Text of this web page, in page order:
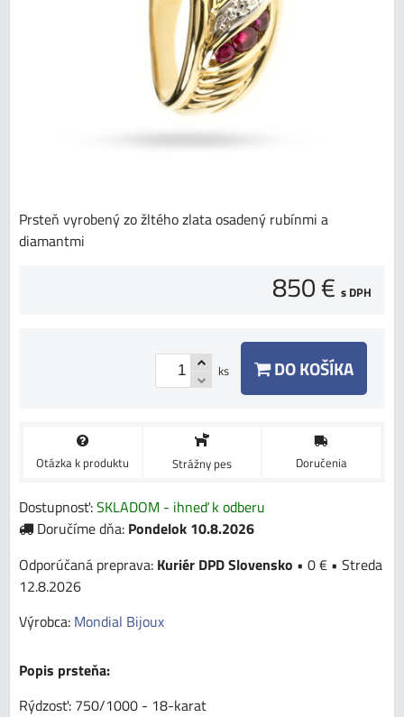
Prsteň vyrobený zo žltého zlata osadený rubínmi a
diamantmi
850 € s DPH
ks DO KOŠÍKA
Otázka k produktu Strážny pes Doručenia
Dostupnosť:SKLADOM - ihneď k odberu
Doručíme dňa: Pondelok 10.8.2026
Kuriér DPD Slovensko • 0 € • Streda
12.8.2026
Výrobca: Mondial Bijoux
Popis prsteňa:
Rýdzosť: 750/1000 - 18-karat